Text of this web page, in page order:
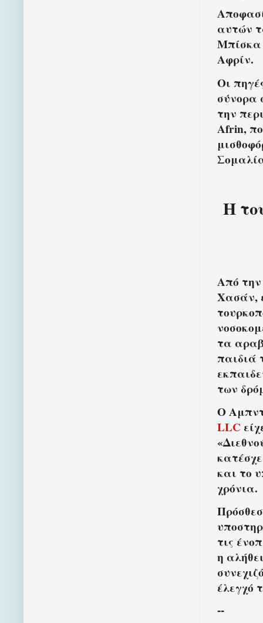
αυτών
Αφρίν.
Οι
σύνορα
την
Afrin,
Η
Από
Χασάν,
τα
παιδιά
των
Ο
LLC
και το
χρόνια.
τις
η
έλεγχό
--